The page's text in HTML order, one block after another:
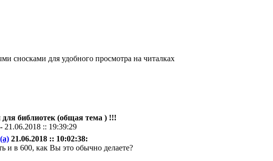
сносками для удобного просмотра на читалках
библиотек (общая тема ) !!!
21.06.2018 :: 19:39:29
21.06.2018 :: 10:02:38:
и в 600, как Вы это обычно делаете?